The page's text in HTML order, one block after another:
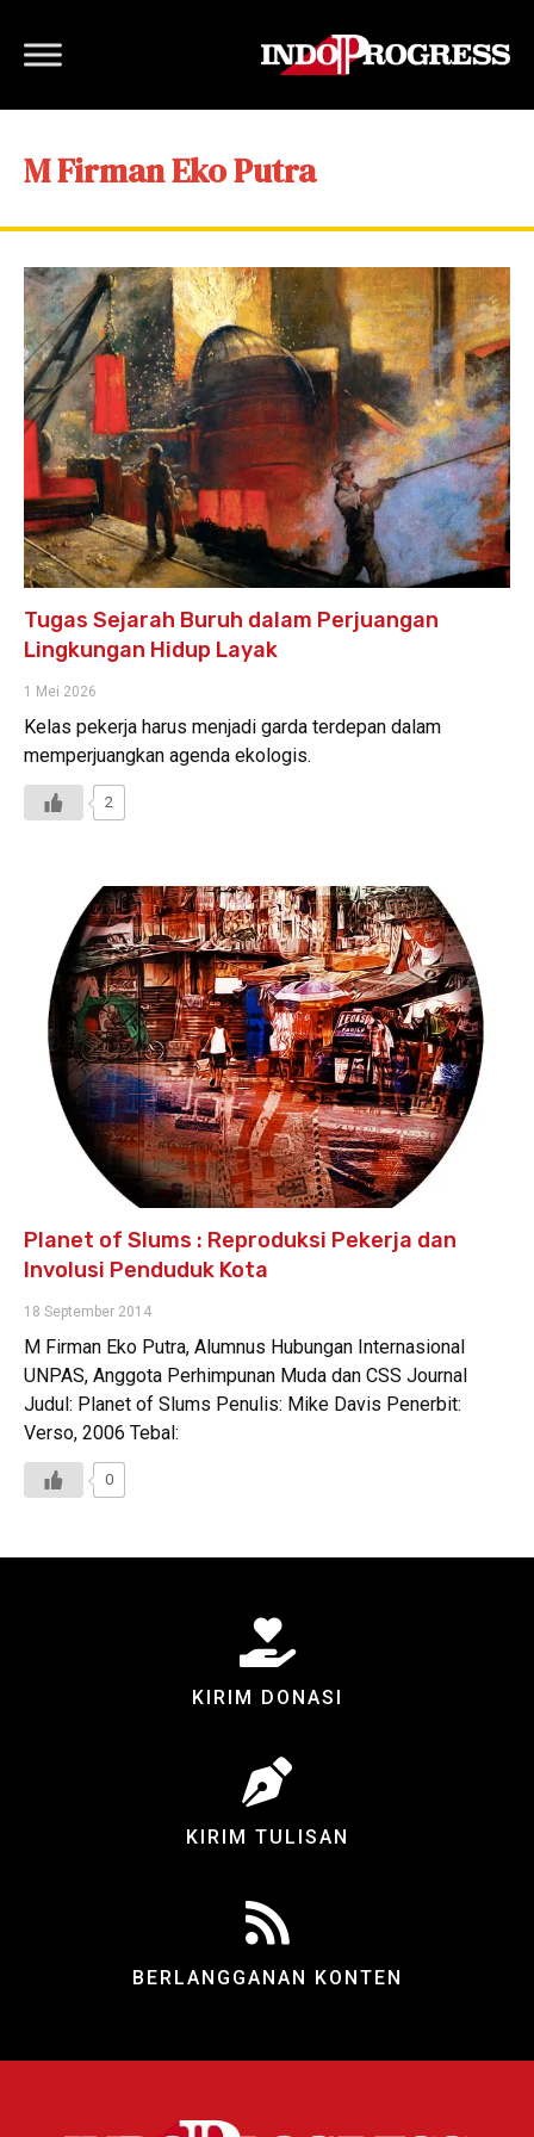
M Firman Eko Putra
Tugas Sejarah Buruh dalam Perjuangan
Lingkungan Hidup Layak
1 Mei 2026
Kelas pekerja harus menjadi garda terdepan dalam
memperjuangkan agenda ekologis.
2
Planet of Slums : Reproduksi Pekerja dan
Involusi Penduduk Kota
18 September 2014
M Firman Eko Putra, Alumnus Hubungan Internasional
UNPAS, Anggota Perhimpunan Muda dan CSS Journal
Judul: Planet of Slums Penulis: Mike Davis Penerbit:
Verso, 2006 Tebal:
0
KIRIM DONASI
KIRIM TULISAN
BERLANGGANAN KONTEN